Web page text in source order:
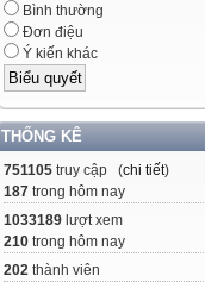
Bình thường
Đơn điệu
Ý kiến khác
THỐNG KÊ
751105 truy cập (chi tiết)
187 trong hôm nay
1033189 lượt xem
210 trong hôm nay
202 thành viên